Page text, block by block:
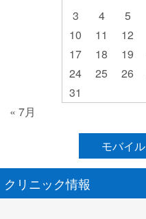
3
4 5
10
11 12
17
18 19
24
25 26
31
« 7月
モバイル
クリニック情報